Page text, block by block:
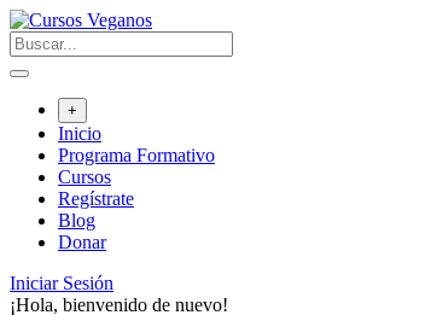
Saltar
al
contenido
+
Inicio
Programa Formativo
Cursos
Regístrate
Blog
Donar
Iniciar Sesión
¡Hola, bienvenido de nuevo!